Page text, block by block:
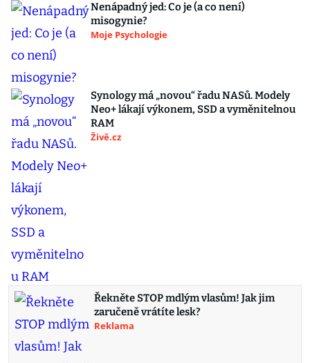
Nenápadný jed: Co je (a co není)
misogynie?
Moje Psychologie
Synology má „novou“ řadu NASů. Modely
Neo+ lákají výkonem, SSD a vyměnitelnou
RAM
Živě.cz
Řekněte STOP mdlým vlasům! Jak jim
zaručeně vrátíte lesk?
Reklama